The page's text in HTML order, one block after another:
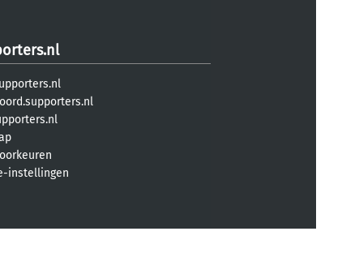
instellingen